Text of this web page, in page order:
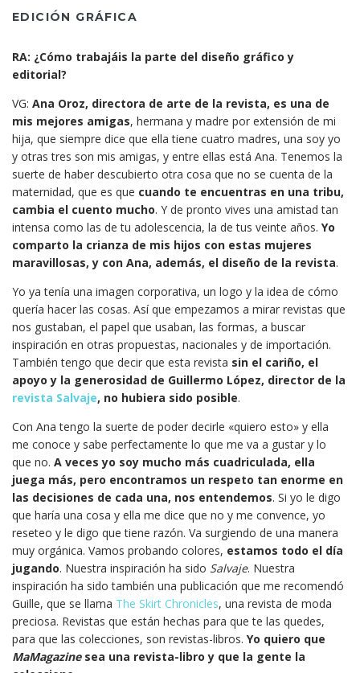
EDICIÓN GRÁFICA
RA: ¿Cómo trabajáis la parte del diseño gráfico y
editorial?
VG: Ana Oroz, directora de arte de la revista, es una de
mis mejores amigas, hermana y madre por extensión de mi
hija, que siempre dice que ella tiene cuatro madres, una soy yo
y otras tres son mis amigas, y entre ellas está Ana. Tenemos la
suerte de haber descubierto otra cosa que no se cuenta de la
maternidad, que es que cuando te encuentras en una tribu,
cambia el cuento mucho. Y de pronto vives una amistad tan
intensa como las de tu adolescencia, la de tus veinte años. Yo
comparto la crianza de mis hijos con estas mujeres
maravillosas, y con Ana, además, el diseño de la revista.
Yo ya tenía una imagen corporativa, un logo y la idea de cómo
quería hacer las cosas. Así que empezamos a mirar revistas que
nos gustaban, el papel que usaban, las formas, a buscar
inspiración en otras propuestas, nacionales y de importación.
También tengo que decir que esta revista sin el cariño, el
apoyo y la generosidad de Guillermo López, director de la
revista Salvaje, no hubiera sido posible.
Con Ana tengo la suerte de poder decirle «quiero esto» y ella
me conoce y sabe perfectamente lo que me va a gustar y lo
que no. A veces yo soy mucho más cuadriculada, ella
juega más, pero encontramos un respeto tan enorme en
las decisiones de cada una, nos entendemos. Si yo le digo
que haría una cosa y ella me dice que no y me convence, yo
reseteo y le digo que tiene razón. Va surgiendo de una manera
muy orgánica. Vamos probando colores, estamos todo el día
jugando. Nuestra inspiración ha sido Salvaje. Nuestra
inspiración ha sido también una publicación que me recomendó
Guille, que se llama The Skirt Chronicles, una revista de moda
preciosa. Revistas que están hechas para que te las quedes,
para que las colecciones, son revistas-libros. Yo quiero que
MaMagazinesea una revista-libro y que la gente la